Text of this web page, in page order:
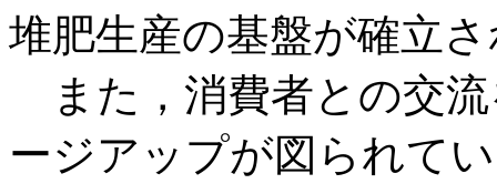
堆肥生産の基盤が確立
また，消費者との交
ージアップが図られて